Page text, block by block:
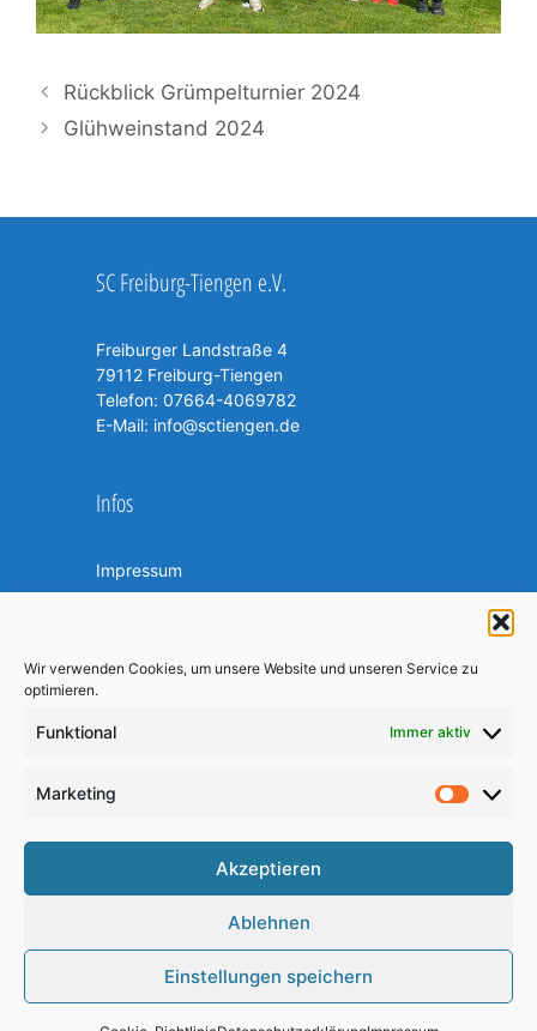
Wir verwenden Cookies, um unsere Website und unseren Service zu
optimieren.
Funktional Immer aktiv
Marketing
Akzeptieren
Ablehnen
Einstellungen speichern
Rückblick Grümpelturnier 2024
Glühweinstand 2024
SC Freiburg-Tiengen e.V.
Freiburger Landstraße 4
79112 Freiburg-Tiengen
Telefon: 07664-4069782
E-Mail: info@sctiengen.de
Infos
Impressum
Mediacenter
Cookie-Richtlinie (EU)
2026 © SC Freiburg-Tiengen e.V.